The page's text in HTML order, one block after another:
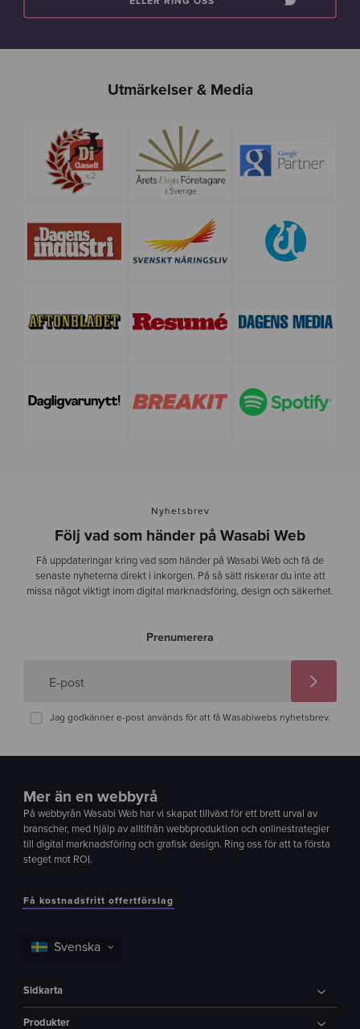
Utmärkelser & Media
Nyhetsbrev
Följ vad som händer på Wasabi Web
Få uppdateringar kring vad som händer på Wasabi Web och få de
senaste nyheterna direkt i inkorgen. På så sätt riskerar du inte att
missa något viktigt inom digital marknadsföring, design och säkerhet.
Prenumerera
E-post
Jag godkänner e-post används för att få Wasabiwebs nyhetsbrev.
Mer än en webbyrå
På webbyrån Wasabi Web har vi skapat tillväxt för ett brett urval av
branscher, med hjälp av alltifrån webbproduktion och onlinestrategier
till digital marknadsföring och grafisk design. Ring oss för att ta första
steget mot ROI.
Få kostnadsfritt offertförslag
Sidkarta
Produkter